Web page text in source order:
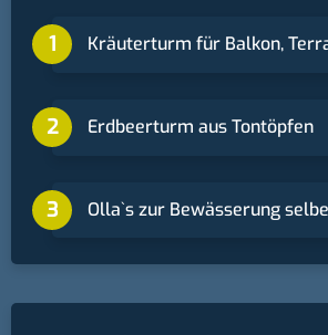
Kräuterturm für Balkon,
Erdbeerturm aus Tontöpfen
Ollaˋs zur Bewässerung